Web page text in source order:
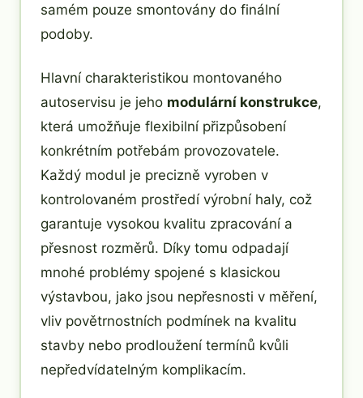
samém pouze smontovány do finální
podoby.
Hlavní charakteristikou montovaného
autoservisu je jeho modulární konstrukce,
která umožňuje flexibilní přizpůsobení
konkrétním potřebám provozovatele.
Každý modul je precizně vyroben v
kontrolovaném prostředí výrobní haly, což
garantuje vysokou kvalitu zpracování a
přesnost rozměrů. Díky tomu odpadají
mnohé problémy spojené s klasickou
výstavbou, jako jsou nepřesnosti v měření,
vliv povětrnostních podmínek na kvalitu
stavby nebo prodloužení termínů kvůli
nepředvídatelným komplikacím.